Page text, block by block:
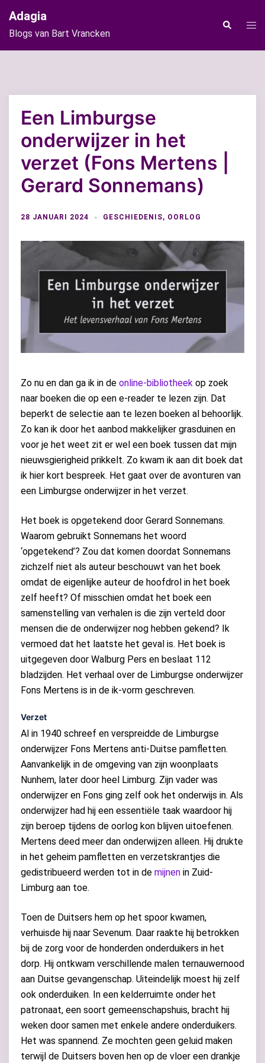
naar
de
inhoud
Adagia
Blogs van Bart Vrancken
Zoeken
Een Limburgse
onderwijzer in het
verzet (Fons Mertens |
Gerard Sonnemans)
28 JANUARI 2024 GESCHIEDENIS, OORLOG
Zo nu en dan ga ik in de online-bibliotheek op zoek
naar boeken die op een e-reader te lezen zijn. Dat
beperkt de selectie aan te lezen boeken al behoorlijk.
Zo kan ik door het aanbod makkelijker grasduinen en
voor je het weet zit er wel een boek tussen dat mijn
nieuwsgierigheid prikkelt. Zo kwam ik aan dit boek dat
ik hier kort bespreek. Het gaat over de avonturen van
een Limburgse onderwijzer in het verzet.
Het boek is opgetekend door Gerard Sonnemans.
Waarom gebruikt Sonnemans het woord
‘opgetekend’? Zou dat komen doordat Sonnemans
zichzelf niet als auteur beschouwt van het boek
omdat de eigenlijke auteur de hoofdrol in het boek
zelf heeft? Of misschien omdat het boek een
samenstelling van verhalen is die zijn verteld door
mensen die de onderwijzer nog hebben gekend? Ik
vermoed dat het laatste het geval is. Het boek is
uitgegeven door Walburg Pers en beslaat 112
bladzijden. Het verhaal over de Limburgse onderwijzer
Fons Mertens is in de ik-vorm geschreven.
Verzet
Al in 1940 schreef en verspreidde de Limburgse
onderwijzer Fons Mertens anti-Duitse pamfletten.
Aanvankelijk in de omgeving van zijn woonplaats
Nunhem, later door heel Limburg. Zijn vader was
onderwijzer en Fons ging zelf ook het onderwijs in. Als
onderwijzer had hij een essentiële taak waardoor hij
zijn beroep tijdens de oorlog kon blijven uitoefenen.
Mertens deed meer dan onderwijzen alleen. Hij drukte
in het geheim pamfletten en verzetskrantjes die
gedistribueerd werden tot in de mijnen in Zuid-
Limburg aan toe.
Toen de Duitsers hem op het spoor kwamen,
verhuisde hij naar Sevenum. Daar raakte hij betrokken
bij de zorg voor de honderden onderduikers in het
dorp. Hij ontkwam verschillende malen ternauwernood
aan Duitse gevangenschap. Uiteindelijk moest hij zelf
ook onderduiken. In een kelderruimte onder het
patronaat, een soort gemeenschapshuis, bracht hij
weken door samen met enkele andere onderduikers.
Het was spannend. Ze mochten geen geluid maken
terwijl de Duitsers boven hen op de vloer een drankje